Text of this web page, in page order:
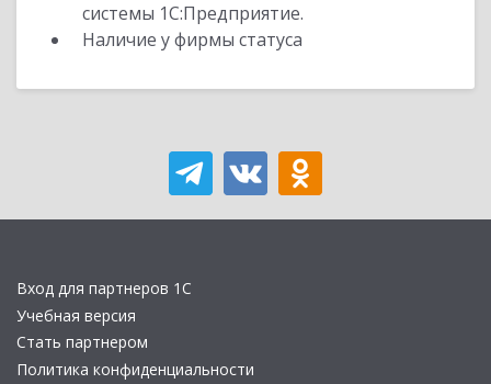
системы 1С:Предприятие.
Наличие у фирмы статуса
Вход для партнеров 1С
Учебная версия
Стать партнером
Политика конфиденциальности